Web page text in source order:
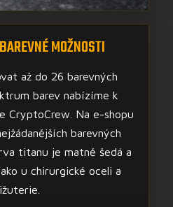
MOŽNOSTI
až do 26 barevných
barev nabízíme k
CryptoCrew. Na e-shopu
barevných
titanu je matně šedá a
u chirurgické oceli a